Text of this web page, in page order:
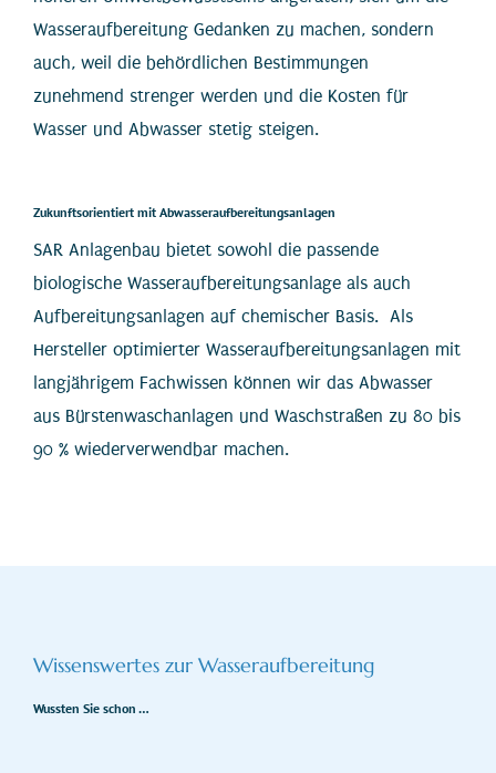
Wasseraufbereitung Gedanken zu machen, sondern
auch, weil die behördlichen Bestimmungen
zunehmend strenger werden und die Kosten für
Wasser und Abwasser stetig steigen.
Zukunftsorientiert mit Abwasseraufbereitungsanlagen
SAR Anlagenbau bietet sowohl die passende
biologische Wasseraufbereitungsanlage als auch
Aufbereitungsanlagen auf chemischer Basis. Als
Hersteller optimierter Wasseraufbereitungsanlagen mit
langjährigem Fachwissen können wir das Abwasser
aus Bürstenwaschanlagen und Waschstraßen zu 80 bis
90 % wiederverwendbar machen.
Wissenswertes zur Wasseraufbereitung
Wussten Sie schon …